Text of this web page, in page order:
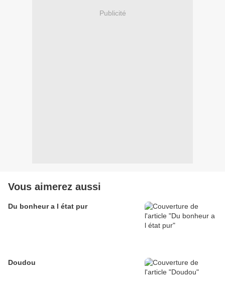
Publicité
Vous aimerez aussi
Du bonheur a l état pur
Doudou